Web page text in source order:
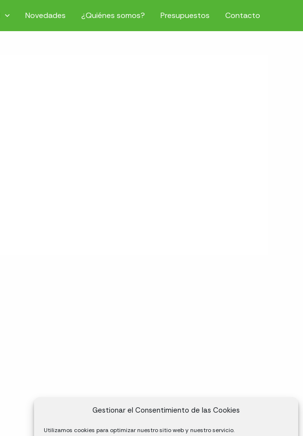
Gestionar el Consentimiento de las Cookies
Utilizamos cookies para optimizar nuestro sitio web y nuestro servicio.
Novedades ¿Quiénes somos? Presupuestos Contacto